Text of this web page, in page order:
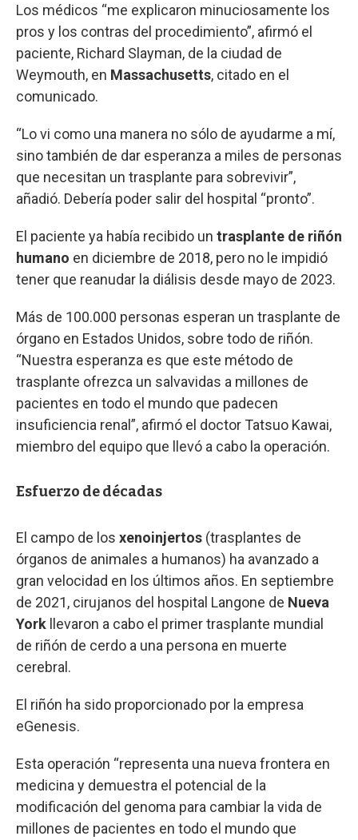
Los médicos “me explicaron minuciosamente los
pros y los contras del procedimiento”, afirmó el
paciente, Richard Slayman, de la ciudad de
Weymouth, en Massachusetts, citado en el
comunicado.
“Lo vi como una manera no sólo de ayudarme a mí,
sino también de dar esperanza a miles de personas
que necesitan un trasplante para sobrevivir”,
añadió. Debería poder salir del hospital “pronto”.
El paciente ya había recibido un trasplante de riñón
humano en diciembre de 2018, pero no le impidió
tener que reanudar la diálisis desde mayo de 2023.
Más de 100.000 personas esperan un trasplante de
órgano en Estados Unidos, sobre todo de riñón.
“Nuestra esperanza es que este método de
trasplante ofrezca un salvavidas a millones de
pacientes en todo el mundo que padecen
insuficiencia renal”, afirmó el doctor Tatsuo Kawai,
miembro del equipo que llevó a cabo la operación.
Esfuerzo de décadas
El campo de los xenoinjertos (trasplantes de
órganos de animales a humanos) ha avanzado a
gran velocidad en los últimos años. En septiembre
de 2021, cirujanos del hospital Langone de Nueva
York llevaron a cabo el primer trasplante mundial
de riñón de cerdo a una persona en muerte
cerebral.
El riñón ha sido proporcionado por la empresa
eGenesis.
Esta operación “representa una nueva frontera en
medicina y demuestra el potencial de la
modificación del genoma para cambiar la vida de
millones de pacientes en todo el mundo que